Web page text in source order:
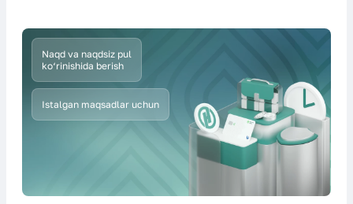
Naqd va naqdsiz pul
ko‘rinishida berish
Istalgan maqsadlar uchun